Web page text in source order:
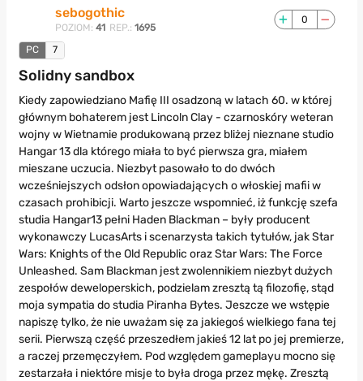
sebogothic
POZIOM: 41 REP.: 1695
0
PC 7
Solidny sandbox
Kiedy zapowiedziano Mafię III osadzoną w latach 60. w której
głównym bohaterem jest Lincoln Clay - czarnoskóry weteran
wojny w Wietnamie produkowaną przez bliżej nieznane studio
Hangar 13 dla którego miała to być pierwsza gra, miałem
mieszane uczucia. Niezbyt pasowało to do dwóch
wcześniejszych odsłon opowiadających o włoskiej mafii w
czasach prohibicji. Warto jeszcze wspomnieć, iż funkcję szefa
studia Hangar13 pełni Haden Blackman – były producent
wykonawczy LucasArts i scenarzysta takich tytułów, jak Star
Wars: Knights of the Old Republic oraz Star Wars: The Force
Unleashed. Sam Blackman jest zwolennikiem niezbyt dużych
zespołów deweloperskich, podzielam zresztą tą filozofię, stąd
moja sympatia do studia Piranha Bytes. Jeszcze we wstępie
napiszę tylko, że nie uważam się za jakiegoś wielkiego fana tej
serii. Pierwszą część przeszedłem jakieś 12 lat po jej premierze,
a raczej przemęczyłem. Pod względem gameplayu mocno się
zestarzała i niektóre misje to była droga przez mękę. Zresztą